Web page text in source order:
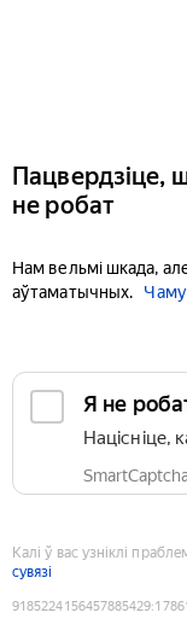
Пацвердзіце,
не робат
Нам вельмі шкада,
аўтаматычных.
Чаму
Я не
Націсніце,
Калі ў вас узніклі
сувязі
9185224156457885429: